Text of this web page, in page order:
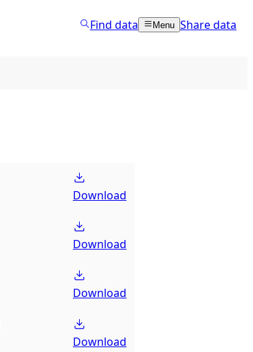
Find data Menu Share data
Download
Download
Download
Download